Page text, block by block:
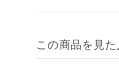
この商品を見